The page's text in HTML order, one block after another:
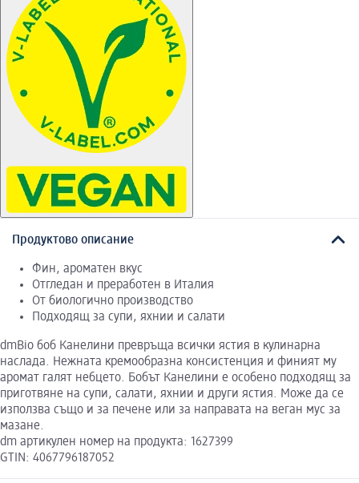
Продуктово описание
Фин, ароматен вкус
Отгледан и преработен в Италия
От биологично производство
Подходящ за супи, яхнии и салати
dmBio боб Канелини превръща всички ястия в кулинарна
наслада. Нежната кремообразна консистенция и финият му
аромат галят небцето. Бобът Канелини е особено подходящ за
приготвяне на супи, салати, яхнии и други ястия. Може да се
използва също и за печене или за направата на веган мус за
мазане.
dm артикулен номер на продукта: 1627399
GTIN: 4067796187052